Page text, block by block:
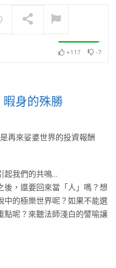
2025・11月・澈見全球訊
+117 -7
身的殊勝
再來娑婆世界的投資報酬
起我們的共鳴…
，還要回來當「人」嗎？想
中的極樂世界呢？如果不能選
點呢？來聽法師淺白的譬喻讓